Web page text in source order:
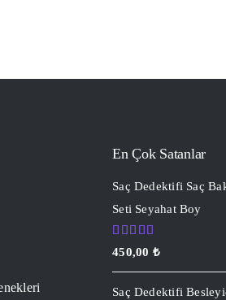
En Çok Satanlar
Saç Dedektifi Saç
Seti Seyahat Boy
5 üzerinden
5.00
aldı
450,00 ₺
Saç Dedektifi